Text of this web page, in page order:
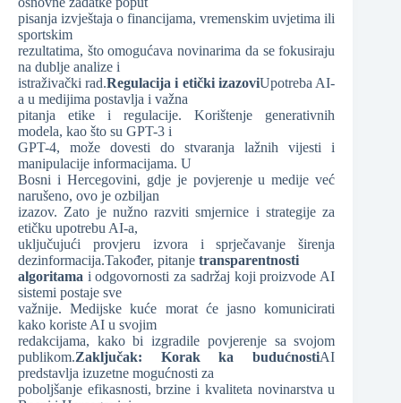
pisanja izvještaja o financijama, vremenskim uvjetima ili
sportskim
rezultatima, što omogućava novinarima da se fokusiraju
na dublje analize i
istraživački rad.Regulacija i etički izazoviUpotreba AI-
a u medijima postavlja i važna
pitanja etike i regulacije. Korištenje generativnih
modela, kao što su GPT-3 i
GPT-4, može dovesti do stvaranja lažnih vijesti i
manipulacije informacijama. U
Bosni i Hercegovini, gdje je povjerenje u medije već
narušeno, ovo je ozbiljan
izazov. Zato je nužno razviti smjernice i strategije za
etičku upotrebu AI-a,
uključujući provjeru izvora i sprječavanje širenja
dezinformacija.Također, pitanje transparentnosti
algoritama i odgovornosti za sadržaj koji proizvode AI
sistemi postaje sve
važnije. Medijske kuće morat će jasno komunicirati
kako koriste AI u svojim
redakcijama, kako bi izgradile povjerenje sa svojom
publikom.Zaključak: Korak ka budućnostiAI
predstavlja izuzetne mogućnosti za
poboljšanje efikasnosti, brzine i kvaliteta novinarstva u